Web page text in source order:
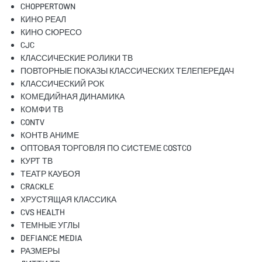
CHOPPERTOWN
КИНО РЕАЛ
КИНО СЮРЕСО
CJC
КЛАССИЧЕСКИЕ РОЛИКИ ТВ
ПОВТОРНЫЕ ПОКАЗЫ КЛАССИЧЕСКИХ ТЕЛЕПЕРЕДАЧ
КЛАССИЧЕСКИЙ РОК
КОМЕДИЙНАЯ ДИНАМИКА
КОМФИ ТВ
CONTV
КОНТВ АНИМЕ
ОПТОВАЯ ТОРГОВЛЯ ПО СИСТЕМЕ COSTCO
КУРТ ТВ
ТЕАТР КАУБОЯ
CRACKLE
ХРУСТЯЩАЯ КЛАССИКА
CVS HEALTH
ТЕМНЫЕ УГЛЫ
DEFIANCE MEDIA
РАЗМЕРЫ